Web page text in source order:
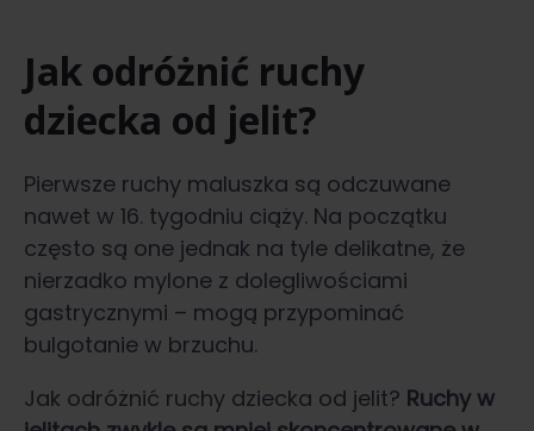
Jak odróżnić ruchy
dziecka od jelit?
Pierwsze ruchy maluszka są odczuwane
nawet w 16. tygodniu ciąży. Na początku
często są one jednak na tyle delikatne, że
nierzadko mylone z dolegliwościami
gastrycznymi – mogą przypominać
bulgotanie w brzuchu.
Jak odróżnić ruchy dziecka od jelit? Ruchy w